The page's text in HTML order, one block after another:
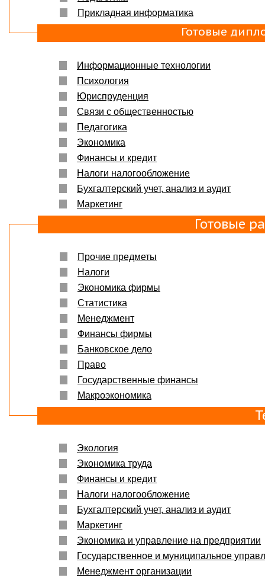
Прикладная информатика
Готовые
Информационные технологии
Психология
Юриспруденция
Связи с общественностью
Педагогика
Экономика
Финансы и кредит
Налоги налогообложение
Бухгалтерский учет, анализ и аудит
Маркетинг
Готовые
Прочие предметы
Налоги
Экономика фирмы
Статистика
Менеджмент
Финансы фирмы
Банковское дело
Право
Государственные финансы
Макроэкономика
Экология
Экономика труда
Финансы и кредит
Налоги налогообложение
Бухгалтерский учет, анализ и аудит
Маркетинг
Экономика и управление на предприятии
Государственное и муниципальное
Менеджмент организации